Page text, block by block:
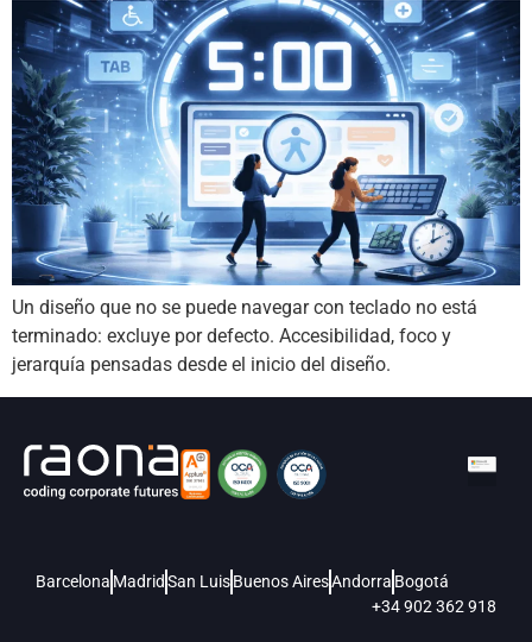
Un diseño que no se puede navegar con teclado no está
terminado: excluye por defecto. Accesibilidad, foco y
jerarquía pensadas desde el inicio del diseño.
Barcelona MadridSan LuisBuenos AiresAndorra Bogotá
+34 902 362 918